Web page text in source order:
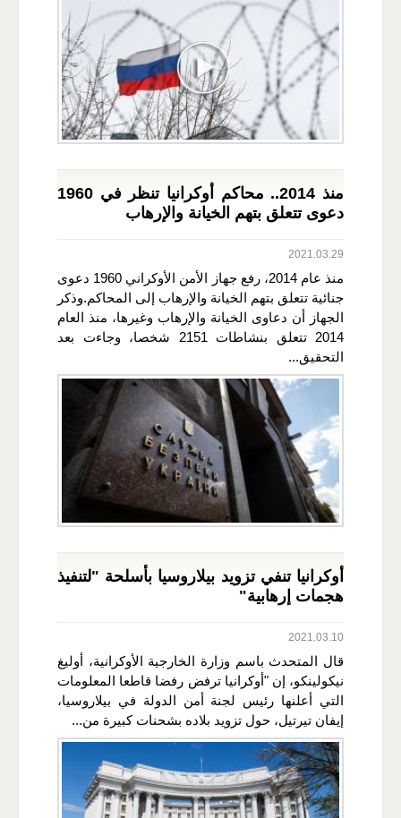
​​​​​​​منذ 2014.. محاكم أوكرانيا تنظر في 1960
دعوى تتعلق بتهم الخيانة والإرهاب
2021.03.29
منذ عام 2014، رفع جهاز الأمن الأوكراني 1960 دعوى
جنائية تتعلق بتهم الخيانة والإرهاب إلى المحاكم.وذكر
الجهاز أن دعاوى الخيانة والإرهاب وغيرها، منذ العام
2014 تتعلق بنشاطات 2151 شخصا، وجاءت بعد
التحقيق...
أوكرانيا تنفي تزويد بيلاروسيا بأسلحة "لتنفيذ
هجمات إرهابية"
2021.03.10
قال المتحدث باسم وزارة الخارجية الأوكرانية، أوليغ
نيكولينكو، إن "أوكرانيا ترفض رفضا قاطعا المعلومات
التي أعلنها رئيس لجنة أمن الدولة في بيلاروسيا،
إيفان تيرتيل، حول تزويد بلاده بشحنات كبيرة من...